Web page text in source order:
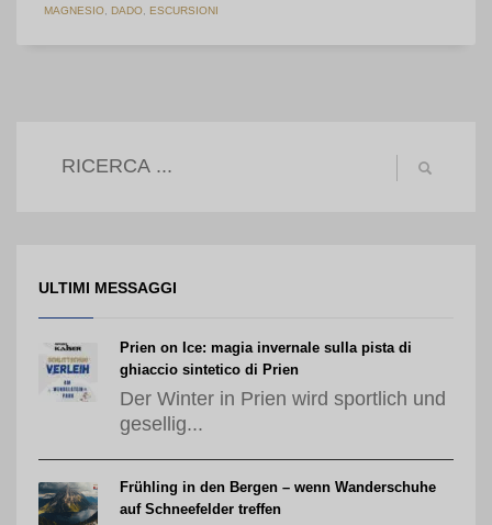
MAGNESIO DADO ESCURSIONI
ULTIMI MESSAGGI
Prien on Ice: magia invernale sulla pista di
ghiaccio sintetico di Prien
Der Winter in Prien wird sportlich und
gesellig...
Frühling in den Bergen – wenn Wanderschuhe
auf Schneefelder treffen